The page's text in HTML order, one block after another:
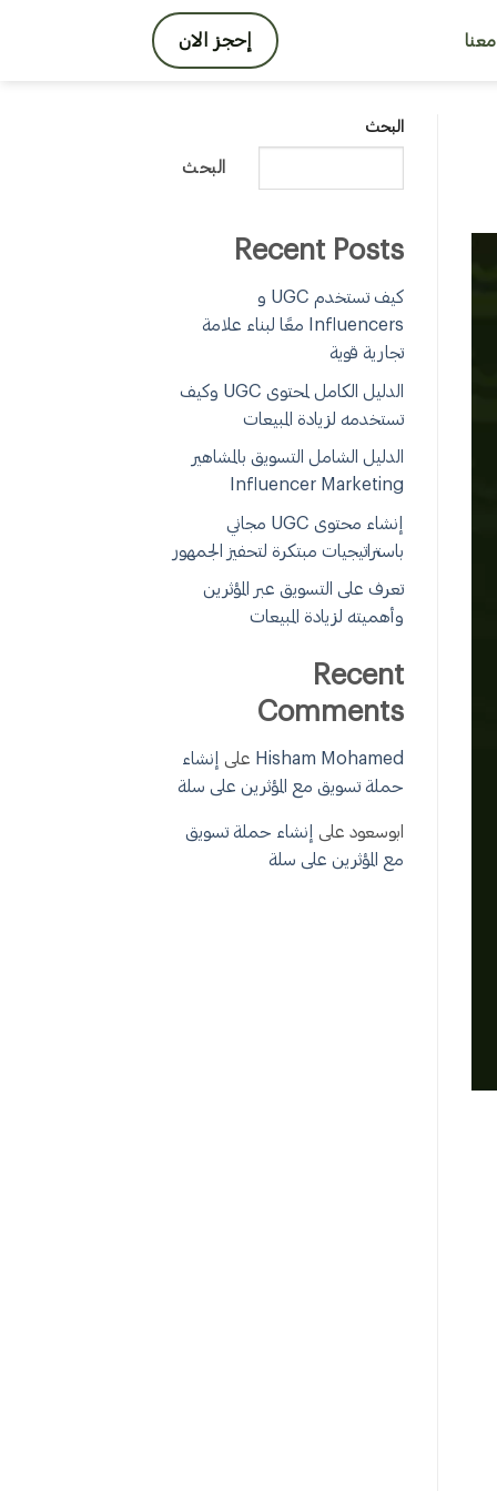
إحجز الان
البحث
البحث
Recent Posts
كيف تستخدم UGC و
Influencers معًا لبناء علامة
تجارية قوية
الدليل الكامل لمحتوى UGC وكيف
تستخدمه لزيادة المبيعات
الدليل الشامل التسويق بالمشاهير
Influencer Marketing
إنشاء محتوى UGC مجاني
باستراتيجيات مبتكرة لتحفيز الجمهور
تعرف على التسويق عبر المؤثرين
وأهميته لزيادة المبيعات
Recent
Comments
Hisham Mohamed على
إنشاء
حملة تسويق مع المؤثرين على سلة
ابوسعود على
إنشاء حملة تسويق
مع المؤثرين على سلة